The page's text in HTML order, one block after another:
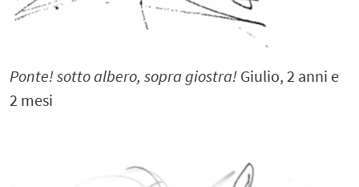
Ponte! sotto albero, sopra giostra! Giulio, 2 anni e
2 mesi